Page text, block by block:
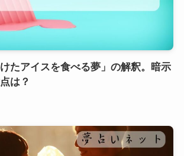
けたアイスを食べる夢」の解釈。暗示
は？